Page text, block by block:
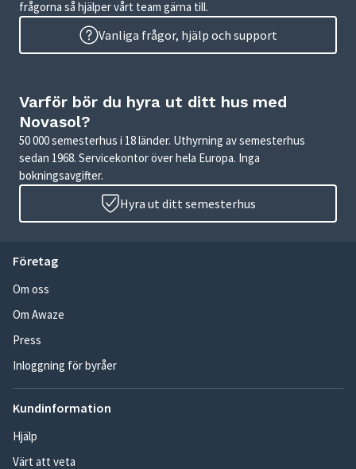
frågorna så hjälper vårt team gärna till.
Vanliga frågor, hjälp och support
Varför bör du hyra ut ditt hus med
Novasol?
50 000 semesterhus i 18 länder. Uthyrning av semesterhus
sedan 1968. Servicekontor över hela Europa. Inga
bokningsavgifter.
Hyra ut ditt semesterhus
Företag
Om oss
Om Awaze
Press
Inloggning för byråer
Kundinformation
Hjälp
Värt att veta